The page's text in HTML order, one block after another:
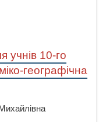
учнів 10-го
географічна